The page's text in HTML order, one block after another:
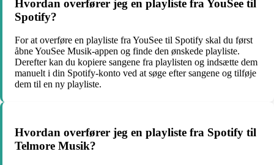
Hvordan overfører jeg en playliste fra YouSee til
Spotify?
For at overføre en playliste fra YouSee til Spotify skal du først
åbne YouSee Musik-appen og finde den ønskede playliste.
Derefter kan du kopiere sangene fra playlisten og indsætte dem
manuelt i din Spotify-konto ved at søge efter sangene og tilføje
dem til en ny playliste.
Hvordan overfører jeg en playliste fra Spotify til
Telmore Musik?